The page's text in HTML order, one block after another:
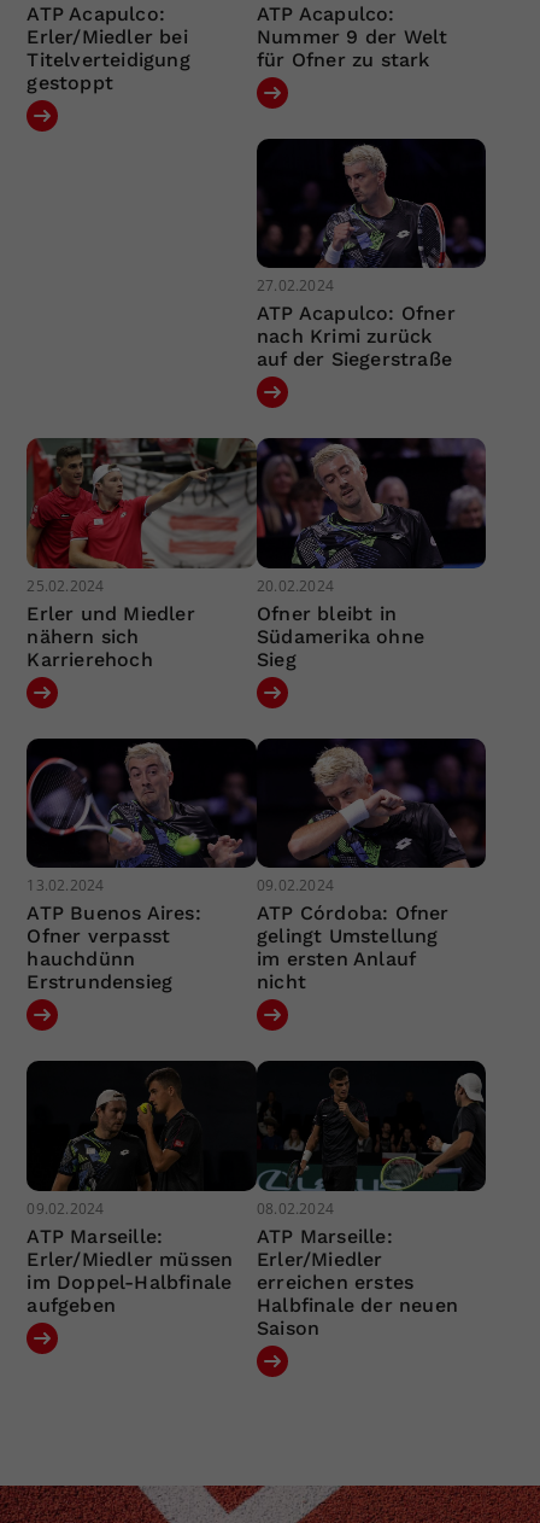
ATP Acapulco:
Erler/Miedler bei
Titelverteidigung
gestoppt
ATP Acapulco:
Nummer 9 der Welt
für Ofner zu stark
27.02.2024
ATP Acapulco: Ofner
nach Krimi zurück
auf der Siegerstraße
25.02.2024
Erler und Miedler
nähern sich
Karrierehoch
20.02.2024
Ofner bleibt in
Südamerika ohne
Sieg
13.02.2024
ATP Buenos Aires:
Ofner verpasst
hauchdünn
Erstrundensieg
09.02.2024
ATP Córdoba: Ofner
gelingt Umstellung
im ersten Anlauf
nicht
09.02.2024
ATP Marseille:
Erler/Miedler müssen
im Doppel-Halbfinale
aufgeben
08.02.2024
ATP Marseille:
Erler/Miedler
erreichen erstes
Halbfinale der neuen
Saison